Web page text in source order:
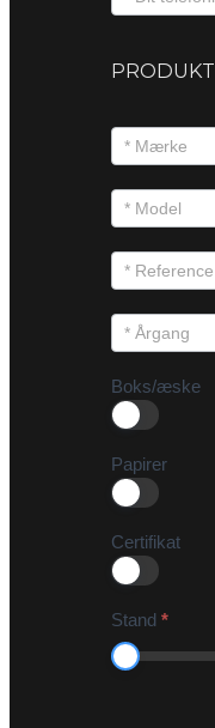
Boks/æske
Papirer
Certifikat
Stand *